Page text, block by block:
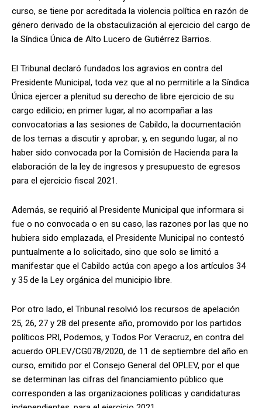
curso, se tiene por acreditada la violencia política en razón de
género derivado de la obstaculización al ejercicio del cargo de
la Síndica Única de Alto Lucero de Gutiérrez Barrios.
El Tribunal declaró fundados los agravios en contra del
Presidente Municipal, toda vez que al no permitirle a la Síndica
Única ejercer a plenitud su derecho de libre ejercicio de su
cargo edilicio; en primer lugar, al no acompañar a las
convocatorias a las sesiones de Cabildo, la documentación
de los temas a discutir y aprobar; y, en segundo lugar, al no
haber sido convocada por la Comisión de Hacienda para la
elaboración de la ley de ingresos y presupuesto de egresos
para el ejercicio fiscal 2021.
Además, se requirió al Presidente Municipal que informara si
fue o no convocada o en su caso, las razones por las que no
hubiera sido emplazada, el Presidente Municipal no contestó
puntualmente a lo solicitado, sino que solo se limitó a
manifestar que el Cabildo actúa con apego a los artículos 34
y 35 de la Ley orgánica del municipio libre.
Por otro lado, el Tribunal resolvió los recursos de apelación
25, 26, 27 y 28 del presente año, promovido por los partidos
políticos PRI, Podemos, y Todos Por Veracruz, en contra del
acuerdo OPLEV/CG078/2020, de 11 de septiembre del año en
curso, emitido por el Consejo General del OPLEV, por el que
se determinan las cifras del financiamiento público que
corresponden a las organizaciones políticas y candidaturas